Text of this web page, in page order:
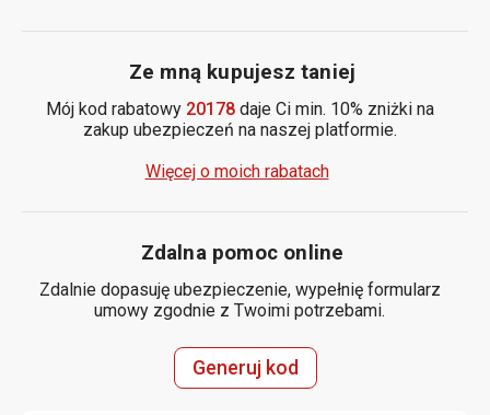
Ze mną kupujesz taniej
Mój kod rabatowy 20178daje Ci min. 10% zniżki na
zakup ubezpieczeń na naszej platformie.
Więcej o moich rabatach
Zdalna pomoc online
Zdalnie dopasuję ubezpieczenie, wypełnię formularz
umowy zgodnie z Twoimi potrzebami.
Generuj kod